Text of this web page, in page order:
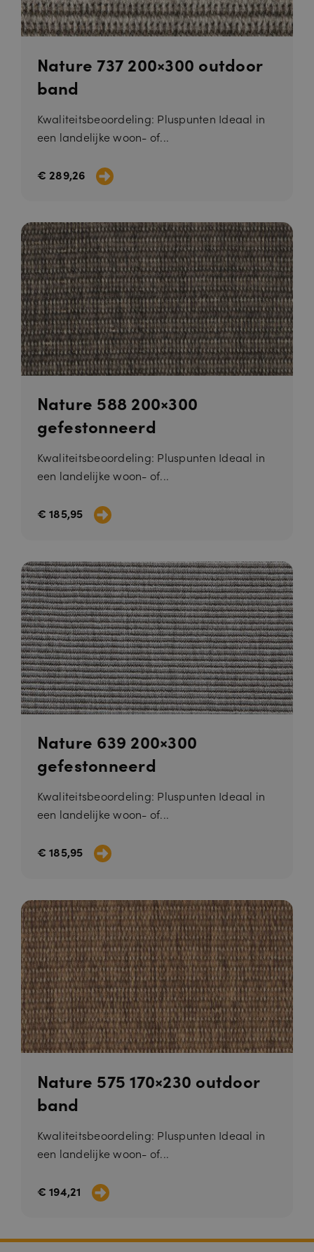
Nature 737 200×300 outdoor
band
Kwaliteitsbeoordeling: Pluspunten Ideaal in
een landelijke woon- of...
€ 289,26
Nature 588 200×300
gefestonneerd
Kwaliteitsbeoordeling: Pluspunten Ideaal in
een landelijke woon- of...
€ 185,95
Nature 639 200×300
gefestonneerd
Kwaliteitsbeoordeling: Pluspunten Ideaal in
een landelijke woon- of...
€ 185,95
Nature 575 170×230 outdoor
band
Kwaliteitsbeoordeling: Pluspunten Ideaal in
een landelijke woon- of...
€ 194,21